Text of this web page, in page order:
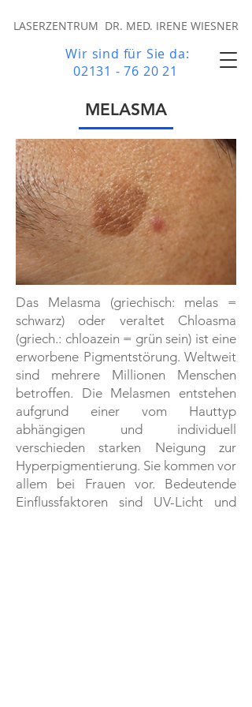
Wir sind für Sie da:
02131 - 76 20 21
LASERZENTRUM DR. MED. IRENE WIESNER
MELASMA
Das Melasma (griechisch: melas =
schwarz) oder veraltet Chloasma
(griech.: chloazein = grün sein) ist eine
erworbene Pigmentstörung. Weltweit
sind mehrere Millionen Menschen
betroffen. Die Melasmen entstehen
aufgrund einer vom Hauttyp
abhängigen und individuell
verschieden starken Neigung zur
Hyperpigmentierung. Sie kommen vor
allem bei Frauen vor. Bedeutende
Einflussfaktoren sind UV-Licht und